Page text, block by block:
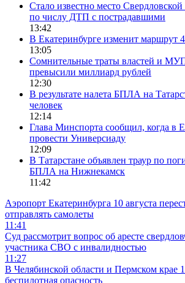
Стало известно место
по числу ДТП с пострадавшими
13:42
В Екатеринбурге изменит маршрут
13:05
Сомнительные траты властей и
превысили миллиард рублей
12:30
В результате налета БПЛА на
человек
12:14
Глава Минспорта сообщил, когда в
провести Универсиаду
12:09
В Татарстане объявлен траур по
БПЛА на Нижнекамск
11:42
Аэропорт Екатеринбурга 10 августа
отправлять самолеты
11:41
Суд рассмотрит вопрос об аресте
участника СВО с инвалидностью
11:27
В Челябинской области и Пермском крае
беспилотная опасность